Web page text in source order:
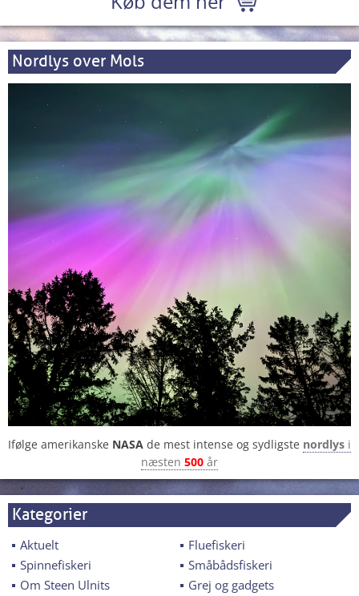
Nordlys over Mols
Ifølge amerikanske NASA de mest intense og sydligste nordlys i
næsten 500 år
Kategorier
Aktuelt
Fluefiskeri
Spinnefiskeri
Småbådsfiskeri
Om Steen Ulnits
Grej og gadgets